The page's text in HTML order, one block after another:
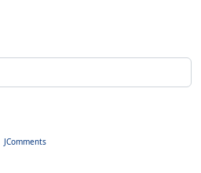
JComments